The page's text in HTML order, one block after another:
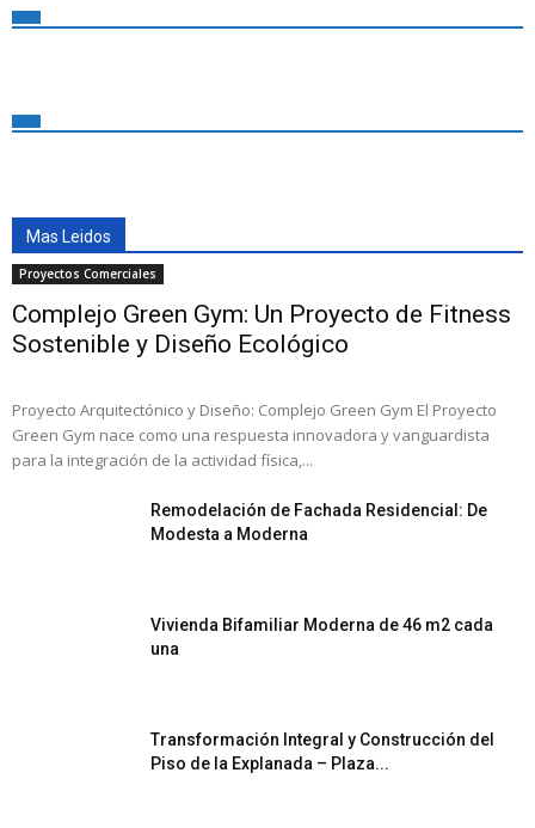
Mas Leidos
Proyectos Comerciales
Complejo Green Gym: Un Proyecto de Fitness
Sostenible y Diseño Ecológico
Proyecto Arquitectónico y Diseño: Complejo Green Gym El Proyecto
Green Gym nace como una respuesta innovadora y vanguardista
para la integración de la actividad física,...
Remodelación de Fachada Residencial: De
Modesta a Moderna
Vivienda Bifamiliar Moderna de 46 m2 cada
una
Transformación Integral y Construcción del
Piso de la Explanada – Plaza...